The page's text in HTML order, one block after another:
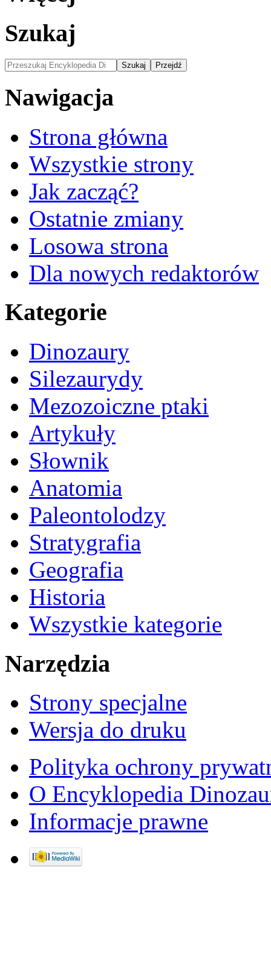
Szukaj
Nawigacja
Strona główna
Wszystkie strony
Jak zacząć?
Ostatnie zmiany
Losowa strona
Dla nowych redaktorów
Kategorie
Dinozaury
Silezaurydy
Mezozoiczne ptaki
Artykuły
Słownik
Anatomia
Paleontolodzy
Stratygrafia
Geografia
Historia
Wszystkie kategorie
Narzędzia
Strony specjalne
Wersja do druku
Polityka ochrony
O Encyklopedia
Informacje prawne